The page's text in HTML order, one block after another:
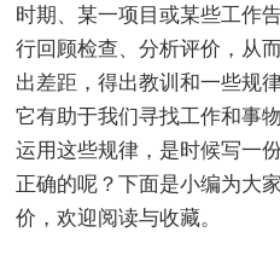
时期、某一项目或某些工作
行回顾检查、分析评价，从
出差距，得出教训和一些规
它有助于我们寻找工作和事
运用这些规律，是时候写一
正确的呢？下面是小编为大
价，欢迎阅读与收藏。